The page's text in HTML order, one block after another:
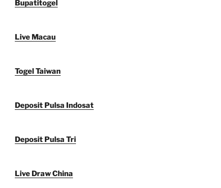
Bupatitogel
Live Macau
Togel Taiwan
Deposit Pulsa Indosat
Deposit Pulsa Tri
Live Draw China